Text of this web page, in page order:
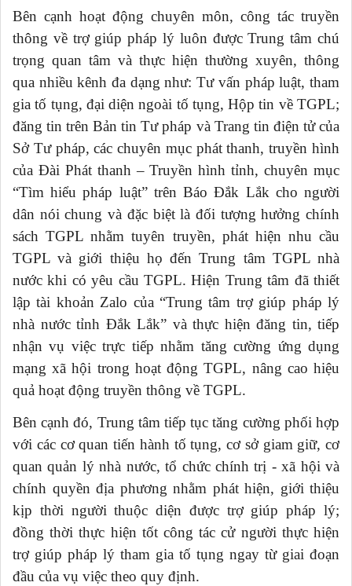
Bên cạnh hoạt động chuyên môn, công tác truyền
thông về trợ giúp pháp lý luôn được Trung tâm chú
trọng quan tâm và thực hiện thường xuyên, thông
qua nhiều kênh đa dạng như: Tư vấn pháp luật, tham
gia tố tụng, đại diện ngoài tố tụng, Hộp tin về TGPL;
đăng tin trên Bản tin Tư pháp và Trang tin điện tử của
Sở Tư pháp, các chuyên mục phát thanh, truyền hình
của Đài Phát thanh – Truyền hình tỉnh, chuyên mục
“Tìm hiểu pháp luật” trên Báo Đắk Lắk cho người
dân nói chung và đặc biệt là đối tượng hưởng chính
sách TGPL nhằm tuyên truyền, phát hiện nhu cầu
TGPL và giới thiệu họ đến Trung tâm TGPL nhà
nước khi có yêu cầu TGPL. Hiện Trung tâm đã thiết
lập tài khoản Zalo của “Trung tâm trợ giúp pháp lý
nhà nước tỉnh Đắk Lắk” và thực hiện đăng tin, tiếp
nhận vụ việc trực tiếp nhằm tăng cường ứng dụng
mạng xã hội trong hoạt động TGPL, nâng cao hiệu
quả hoạt động truyền thông về TGPL.
Bên cạnh đó, Trung tâm tiếp tục tăng cường phối hợp
với các cơ quan tiến hành tố tụng, cơ sở giam giữ, cơ
quan quản lý nhà nước, tổ chức chính trị - xã hội và
chính quyền địa phương nhằm phát hiện, giới thiệu
kịp thời người thuộc diện được trợ giúp pháp lý;
đồng thời thực hiện tốt công tác cử người thực hiện
trợ giúp pháp lý tham gia tố tụng ngay từ giai đoạn
đầu của vụ việc theo quy định.